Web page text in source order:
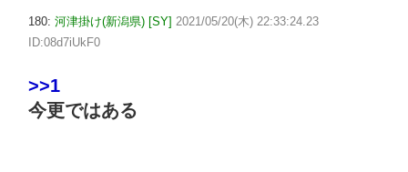
180: 河津掛け(新潟県) [SY] 2021/05/20(木) 22:33:24.23
ID:08d7iUkF0
>>1
今更ではある